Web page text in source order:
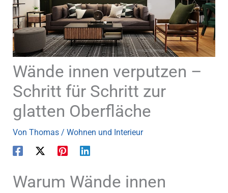
Wände innen verputzen –
Schritt für Schritt zur
glatten Oberfläche
Von Thomas /Wohnen und Interieur
Warum Wände innen